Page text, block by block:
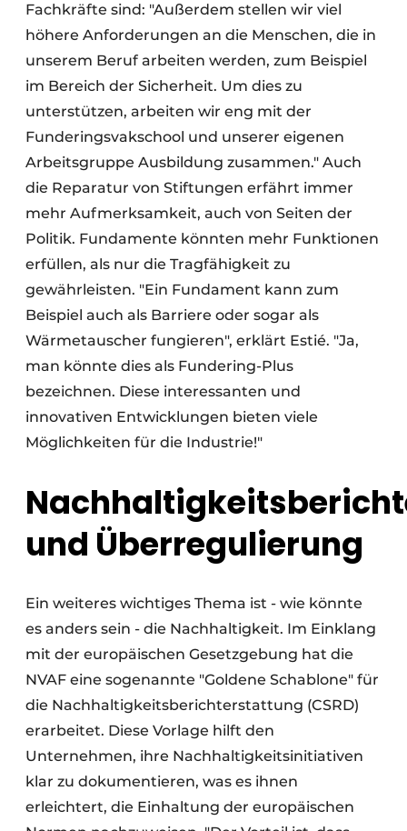
Fachkräfte sind: "Außerdem stellen wir viel
höhere Anforderungen an die Menschen, die in
unserem Beruf arbeiten werden, zum Beispiel
im Bereich der Sicherheit. Um dies zu
unterstützen, arbeiten wir eng mit der
Funderingsvakschool und unserer eigenen
Arbeitsgruppe Ausbildung zusammen." Auch
die Reparatur von Stiftungen erfährt immer
mehr Aufmerksamkeit, auch von Seiten der
Politik. Fundamente könnten mehr Funktionen
erfüllen, als nur die Tragfähigkeit zu
gewährleisten. "Ein Fundament kann zum
Beispiel auch als Barriere oder sogar als
Wärmetauscher fungieren", erklärt Estié. "Ja,
man könnte dies als Fundering-Plus
bezeichnen. Diese interessanten und
innovativen Entwicklungen bieten viele
Möglichkeiten für die Industrie!"
und Überregulierung
Ein weiteres wichtiges Thema ist - wie könnte
es anders sein - die Nachhaltigkeit. Im Einklang
mit der europäischen Gesetzgebung hat die
NVAF eine sogenannte "Goldene Schablone" für
die Nachhaltigkeitsberichterstattung (CSRD)
erarbeitet. Diese Vorlage hilft den
Unternehmen, ihre Nachhaltigkeitsinitiativen
klar zu dokumentieren, was es ihnen
erleichtert, die Einhaltung der europäischen